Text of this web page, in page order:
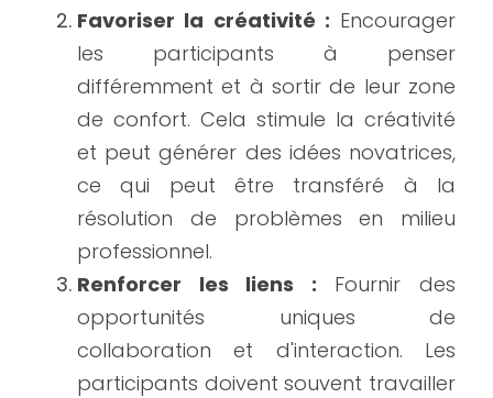
Favoriser la créativité : Encourager
les participants à penser
différemment et à sortir de leur zone
de confort. Cela stimule la créativité
et peut générer des idées novatrices,
ce qui peut être transféré à la
résolution de problèmes en milieu
professionnel.
Renforcer les liens : Fournir des
opportunités uniques de
collaboration et d'interaction. Les
participants doivent souvent travailler